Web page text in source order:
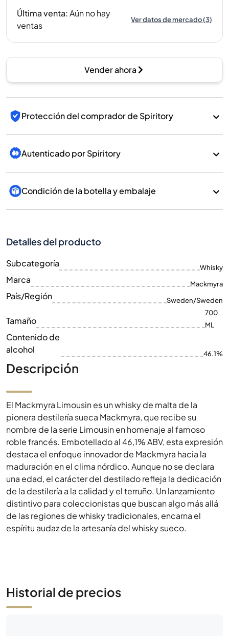
Última venta:Aún no hay
ventas
Ver datos de mercado(3)
Vender ahora
Protección del comprador de Spiritory
Autenticado por Spiritory
Condición de la botella y embalaje
Detalles del producto
Subcategoría Whisky
Marca Mackmyra
País/Región Sweden/Sweden
Tamaño
700
ML
Contenido de
alcohol
46.1%
Descripción
El Mackmyra Limousin es un whisky de malta de la
pionera destilería sueca Mackmyra, que recibe su
nombre de la serie Limousin en homenaje al famoso
roble francés. Embotellado al 46,1% ABV, esta expresión
destaca el enfoque innovador de Mackmyra hacia la
maduración en el clima nórdico. Aunque no se declara
una edad, el carácter del destilado refleja la dedicación
de la destilería a la calidad y el terruño. Un lanzamiento
distintivo para coleccionistas que buscan algo más allá
de las regiones de whisky tradicionales, encarna el
espíritu audaz de la artesanía del whisky sueco.
Historial de precios